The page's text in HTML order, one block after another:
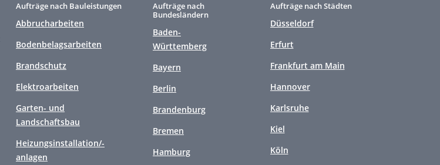
Aufträge nach Bauleistungen
Abbrucharbeiten
Bodenbelagsarbeiten
Brandschutz
Elektroarbeiten
Garten- und
Landschaftsbau
Heizungsinstallation/-
anlagen
Aufträge nach
Bundesländern
Baden-
Württemberg
Bayern
Berlin
Brandenburg
Bremen
Hamburg
Aufträge nach Städten
Düsseldorf
Erfurt
Frankfurt am Main
Hannover
Karlsruhe
Kiel
Köln